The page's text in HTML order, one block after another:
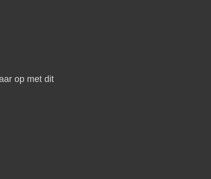
op met dit